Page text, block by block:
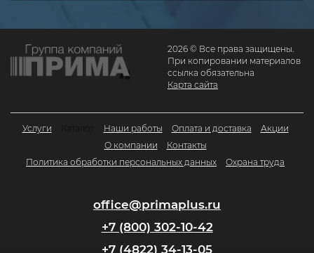
2026 © Все права защищены.
При копировании материалов
ссылка обязательна
Карта сайта
Услуги Наши работы Оплата и доставка
Акции
О компании
Контакты
Политика обработки персональных данных
Охрана труда
office@primaplus.ru
+7 (800) 302-10-42
+7 (4822) 34-13-05